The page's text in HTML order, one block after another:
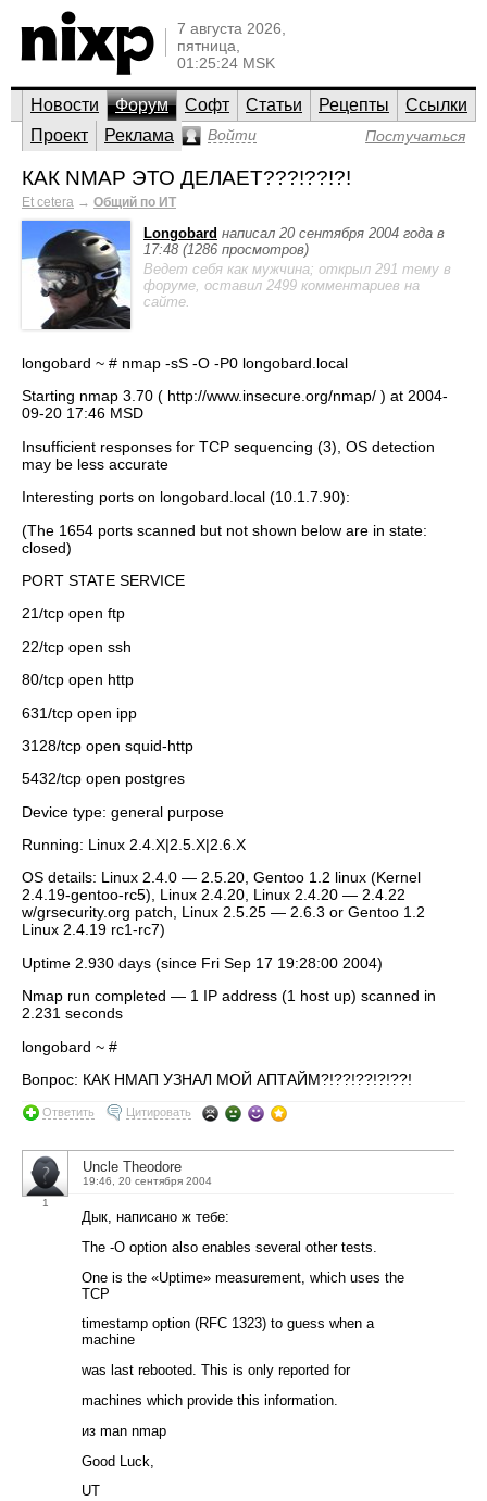
7 августа 2026,
пятница,
01:25:24 MSK
Новости Форум Софт Статьи Рецепты
Ссылки
Проект
Реклама Войти Постучаться
КАК NMAP ЭТО ДЕЛАЕТ???!??!?!
Et cetera → Общий по ИТ
Longobard написал 20 сентября 2004 года в
17:48 (1286 просмотров)
Ведет себя как мужчина; открыл 291 тему в
форуме, оставил 2499 комментариев на
сайте.
longobard ~ # nmap -sS -O -P0 longobard.local
Starting nmap 3.70 ( http://www.insecure.org/nmap/ ) at 2004-
09-20 17:46 MSD
Insufficient responses for TCP sequencing (3), OS detection
may be less accurate
Interesting ports on longobard.local (10.1.7.90):
(The 1654 ports scanned but not shown below are in state:
closed)
PORT STATE SERVICE
21/tcp open ftp
22/tcp open ssh
80/tcp open http
631/tcp open ipp
3128/tcp open squid-http
5432/tcp open postgres
Device type: general purpose
Running: Linux 2.4.X|2.5.X|2.6.X
OS details: Linux 2.4.0 — 2.5.20, Gentoo 1.2 linux (Kernel
2.4.19-gentoo-rc5), Linux 2.4.20, Linux 2.4.20 — 2.4.22
w/grsecurity.org patch, Linux 2.5.25 — 2.6.3 or Gentoo 1.2
Linux 2.4.19 rc1-rc7)
Uptime 2.930 days (since Fri Sep 17 19:28:00 2004)
Nmap run completed — 1 IP address (1 host up) scanned in
2.231 seconds
longobard ~ #
Вопрос: КАК НМАП УЗНАЛ МОЙ АПТАЙМ?!??!??!?!??!
Ответить Цитировать
1
Uncle Theodore
19:46, 20 сентября 2004
Дык, написано ж тебе:
The -O option also enables several other tests.
One is the «Uptime» measurement, which uses the
TCP
timestamp option (RFC 1323) to guess when a
machine
was last rebooted. This is only reported for
machines which provide this information.
из man nmap
Good Luck,
UT